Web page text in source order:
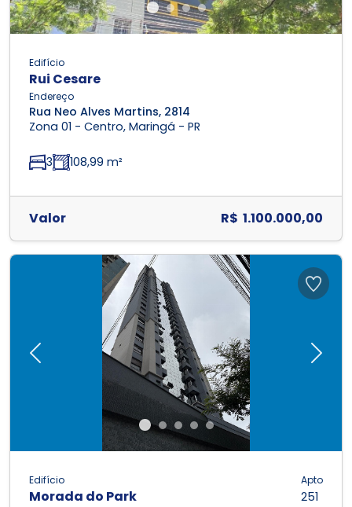
Edifício
Rui Cesare
Endereço
Rua Neo Alves Martins, 2814
Zona 01 - Centro, Maringá - PR
3 108,99 m²
Valor R$ 1.100.000,00
Previous Next
Edifício
Morada do Park
Apto
251